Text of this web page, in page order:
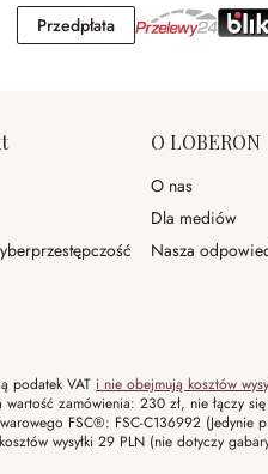
PrzedpłataPrzedpłata
O LOBERON
O nas
Dla mediów
Nasza
podatek VAT i nie obejmują kosztów
wartość zamówienia: 230 zł, nie łączy
FSC®: FSC-C136992 (Jedynie
wysyłki 29 PLN (nie dotyczy